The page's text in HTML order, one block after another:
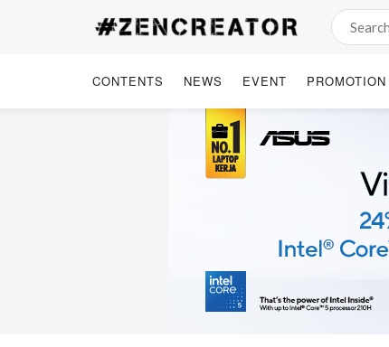
CONTENTS NEWS EVENT PROMOTION